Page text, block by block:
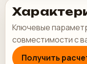
Ключевые
совместимости с
Получить